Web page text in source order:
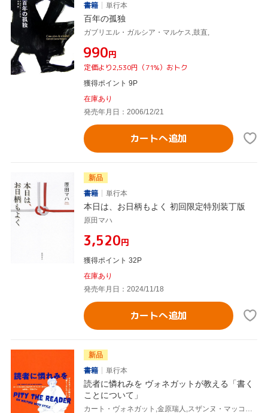
書籍
単行本
百年の孤独
ガブリエル・ガルシア・マルケス,鼓直,
¥990円
定価より2,530円（71%）おトク
獲得ポイント 9P
在庫あり
発売年月日：2006/12/21
カートへ追加
新品
書籍
単行本
本日は、お日柄もよく 初回限定特別装丁版
原田マハ
¥3,520円
獲得ポイント 32P
在庫あり
発売年月日：2024/11/18
カートへ追加
新品
書籍
単行本
読者に憐れみを ヴォネガットが教える「書く
ことについて」